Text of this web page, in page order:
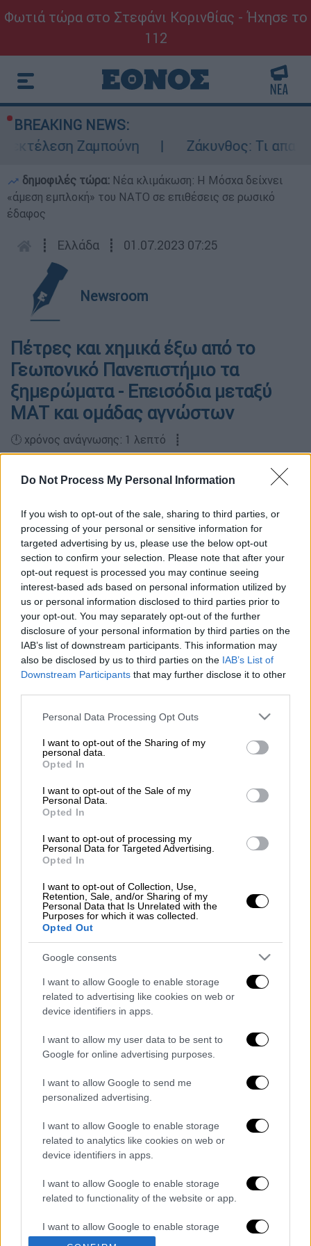
Do Not Process My Personal Information
If you wish to opt-out of the sale, sharing to third parties, or
processing of your personal or sensitive information for
targeted advertising by us, please use the below opt-out
section to confirm your selection. Please note that after your
opt-out request is processed you may continue seeing
interest-based ads based on personal information utilized by
us or personal information disclosed to third parties prior to
your opt-out. You may separately opt-out of the further
disclosure of your personal information by third parties on the
IAB’s list of downstream participants. This information may
also be disclosed by us to third parties on the IAB’s List of
Downstream Participants that may further disclose it to other
Please note that this website/app uses one or more Google
not limited to your visit or usage behaviour. You may click to
grant or deny consent to Google and its third-party tags to
use your data for below specified purposes in below Google
consent section.
Personal Data Processing Opt Outs
I want to opt-out of the Sharing of my
personal data.
Opted In
I want to opt-out of the Sale of my
Personal Data.
Opted In
I want to opt-out of processing my
Personal Data for Targeted Advertising.
Opted In
I want to opt-out of Collection, Use,
Retention, Sale, and/or Sharing of my
Personal Data that Is Unrelated with the
Purposes for which it was collected.
Opted Out
Google consents
I want to allow Google to enable storage
related to advertising like cookies on web or
device identifiers in apps.
I want to allow my user data to be sent to
Google for online advertising purposes.
I want to allow Google to send me
personalized advertising.
I want to allow Google to enable storage
related to analytics like cookies on web or
device identifiers in apps.
I want to allow Google to enable storage
related to functionality of the website or app.
I want to allow Google to enable storage
related to personalization.
Φωτιά τώρα στο Στεφάνι Κορινθίας - Ήχησε το
112
BREAKING NEWS:
Ζαμπούνη
Ζάκυνθος: Τι
δημοφιλές τώρα: Νέα κλιμάκωση: Η Μόσχα δείχνει
«άμεση εμπλοκή» του ΝΑΤΟ σε επιθέσεις σε ρωσικό
έδαφος
┋ Ελλάδα ┋ 01.07.2023 07:25
Newsroom
Πέτρες και χημικά έξω από το
Γεωπονικό Πανεπιστήμιο τα
ξημερώματα - Επεισόδια μεταξύ
ΜΑΤ και ομάδας αγνώστων
🕛 χρόνος ανάγνωσης: 1 λεπτό ┋
Επεισόδια στα Εξάρχεια (Intime)
Προσθέστε το ΕΘΝΟΣ στη Google
Λεωφόρο Αθηνών έξω από το Γεωπονικό
Πανεπιστήμιο
Νεαροί που συμμετείχαν σε πάρτι εντός της
σχολής, σύμφωνα με αστυνομικές πηγές που
επικαλείται η ΕΡΤ, βγήκαν έξω από το
πανεπιστημιακό ίδρυμα και άρχισαν νακαίνε
κάδουςαπορριμμάτων -με αποτέλεσμα να
κλείσει η Λεωφόρος Αθηνών στο ύψος της
Γεωπονικής.
Διμοιρία των
σβήσει τις φωτιές δέχθηκε πέτρες και
. Οι νεαροί
αποχώρησαν, αλλά παρέμειναν στο σημείο
μέχρι το πρωί, συνεχίζοντας το πάρτι.
Δεν έγιναν συλλήψειςή προσαγωγές
υπόπτων.
Διαβάστε ακόμη
λίγες ώρες - Γιατί προβληματίζονται οι
επιστήμονες
κλόουν μαχαίρωσε μέχρι θανάτου
ηλικιωμένο - Τον κατέγραψε κάμερα
«Πόλεμος» για τους χρόνους των
δρομολογίων: Τα σωματεία απαντούν στις